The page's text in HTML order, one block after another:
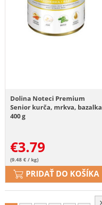
Dolina Noteci Premium
Senior kurča, mrkva, bazalka
400 g
€3.79
(9.48 € / kg)
PRIDAŤ DO KOŠÍKA